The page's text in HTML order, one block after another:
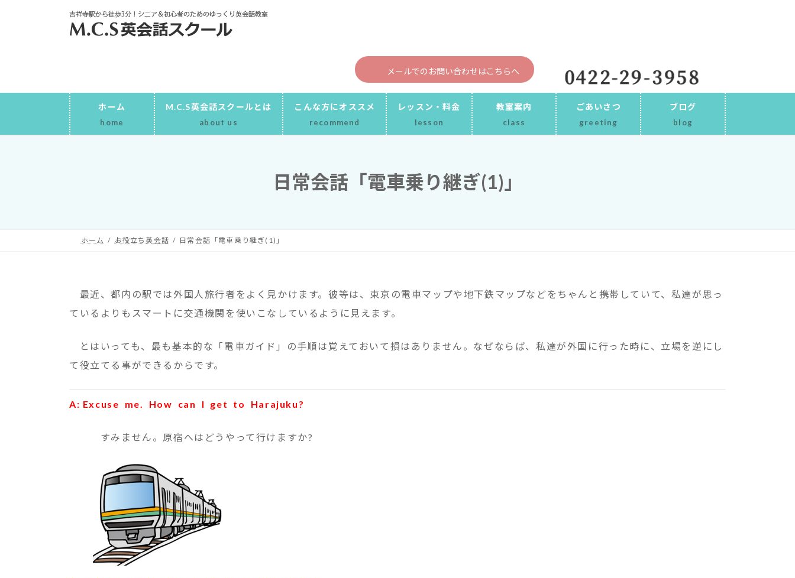
ス
プ
ン
動
メールでのお問い合わせはこちらへ
ホーム
home
M.C.S英会話スクールとは
about us
こんな方にオススメ
recommend
レッスン・料金
lesson
教室案内
class
ごあいさつ
greeting
ブログ
blog
日常会話「電車乗り継ぎ(1)」
ホーム お役立ち英会話 日常会話「電車乗り継ぎ(1)」
最近、都内の駅では外国人旅行者をよく見かけます。彼等は、東京の電車マップや地下鉄マップなどをちゃんと携帯していて、私達が思っ
ているよりもスマートに交通機関を使いこなしているように見えます。
とはいっても、最も基本的な「電車ガイド」の手順は覚えておいて損はありません。なぜならば、私達が外国に行った時に、立場を逆にし
て役立てる事ができるからです。
A: Excuse me. How can I get to Harajuku?
すみません。原宿へはどうやって行けますか?